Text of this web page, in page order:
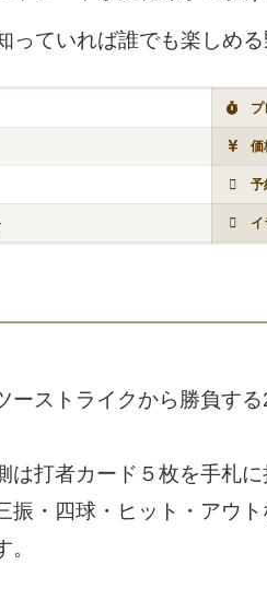
っていれば誰でも楽しめ
プ
価
予
イ
ストライクから勝負する
は打者カード５枚を手札
振・四球・ヒット・アウ